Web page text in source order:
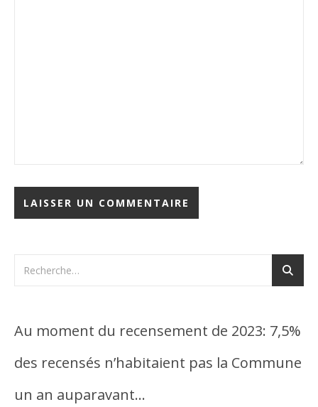
Au moment du recensement de 2023: 7,5%
des recensés n’habitaient pas la Commune
un an auparavant…